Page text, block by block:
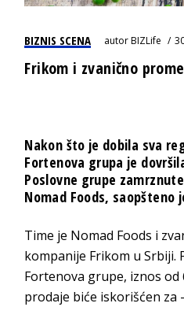
BIZNIS SCENA autorBIZLife
Frikom i zvanično
Nakon što je dobila sva
Fortenova grupa je
Poslovne grupe
Nomad Foods, saopšteno
Time je Nomad Foods i
kompanije Frikom u Srbiji.
Fortenova grupe, iznos od
prodaje biće iskorišćen za